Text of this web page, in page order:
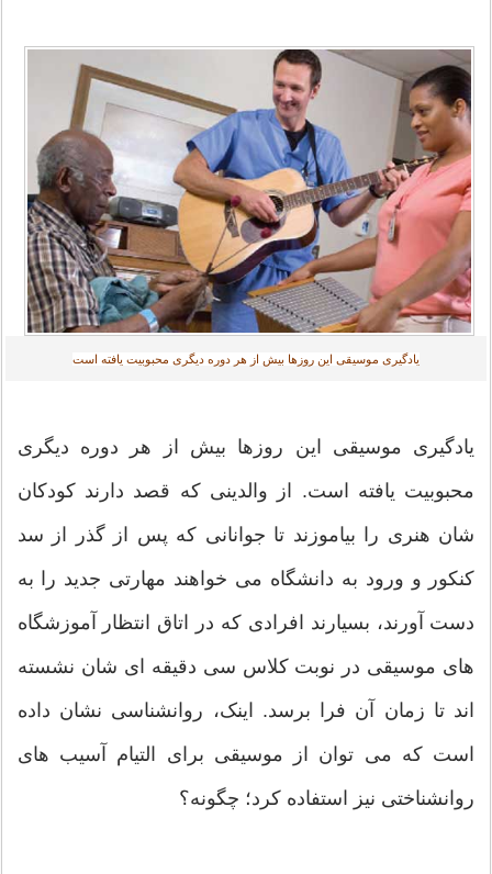
یادگیری موسیقی این روزها بیش از هر دوره دیگری محبوبیت یافته است‎
یادگیری موسیقی این روزها بیش از هر دوره دیگری
محبوبیت یافته است. از والدینی که قصد دارند کودکان
شان هنری را بیاموزند تا جوانانی که پس از گذر از سد
کنکور و ورود به دانشگاه می خواهند مهارتی جدید را به
دست آورند، بسیارند افرادی که در اتاق انتظار آموزشگاه
های موسیقی در نوبت کلاس سی دقیقه ای شان نشسته
اند تا زمان آن فرا برسد. اینک، روانشناسی نشان داده
است که می توان از موسیقی برای التیام آسیب های
روانشناختی نیز استفاده کرد؛ چگونه؟